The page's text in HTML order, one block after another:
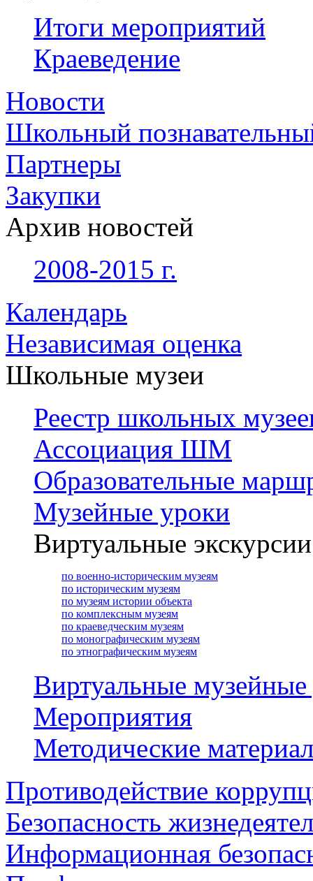
Итоги мероприятий
Краеведение
Новости
Школьный
Партнеры
Закупки
Архив новостей
2008-2015 г.
Календарь
Независимая оценка
Школьные музеи
Реестр школьных
Ассоциация ШМ
Образовательные
Музейные уроки
Виртуальные экскурсии
по военно-историческим музеям
по историческим музеям
по музеям истории объекта
по комплексным музеям
по краеведческим музеям
по монографическим музеям
по этнографическим музеям
Виртуальные
Мероприятия
Методические
Противодействие
Безопасность
Информационная